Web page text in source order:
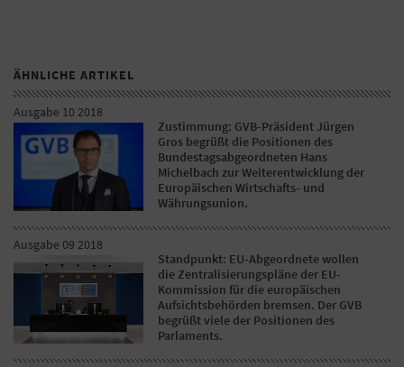
ÄHNLICHE ARTIKEL
Ausgabe 10 2018
Zustimmung: GVB-Präsident Jürgen
Gros begrüßt die Positionen des
Bundestagsabgeordneten Hans
Michelbach zur Weiterentwicklung der
Europäischen Wirtschafts- und
Währungsunion.
Ausgabe 09 2018
Standpunkt: EU-Abgeordnete wollen
die Zentralisierungspläne der EU-
Kommission für die europäischen
Aufsichtsbehörden bremsen. Der GVB
begrüßt viele der Positionen des
Parlaments.